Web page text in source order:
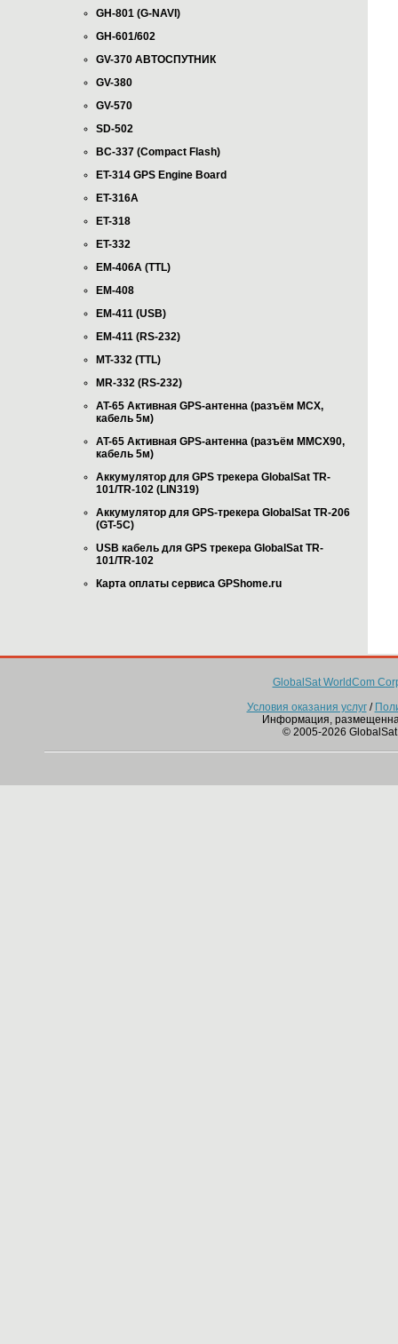
GH-801 (G-NAVI)
GH-601/602
GV-370 АВТОСПУТНИК
GV-380
GV-570
SD-502
BC-337 (Compact Flash)
ET-314 GPS Engine Board
ET-316A
ET-318
ET-332
EM-406A (TTL)
EM-408
EM-411 (USB)
EM-411 (RS-232)
MT-332 (TTL)
MR-332 (RS-232)
AT-65 Активная GPS-антенна (разъём MCX,
кабель 5м)
AT-65 Активная GPS-антенна (разъём MMCX90,
кабель 5м)
Аккумулятор для GPS трекера GlobalSat TR-
101/TR-102 (LIN319)
Аккумулятор для GPS-трекера GlobalSat TR-206
(GT-5C)
USB кабель для GPS трекера GlobalSat TR-
101/TR-102
Карта оплаты сервиса GPShome.ru
GlobalSat WorldCom
Условия оказания услуг/
Информация,
© 2005-2026